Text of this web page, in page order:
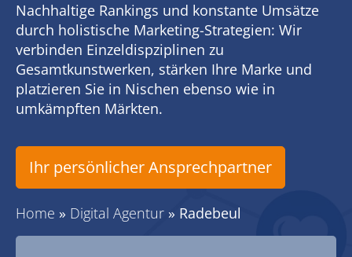
Nachhaltige Rankings und konstante Umsätze
durch holistische Marketing-Strategien: Wir
verbinden Einzeldispziplinen zu
Gesamtkunstwerken, stärken Ihre Marke und
platzieren Sie in Nischen ebenso wie in
umkämpften Märkten.
Ihr persönlicher Ansprechpartner
Home » Digital Agentur » Radebeul